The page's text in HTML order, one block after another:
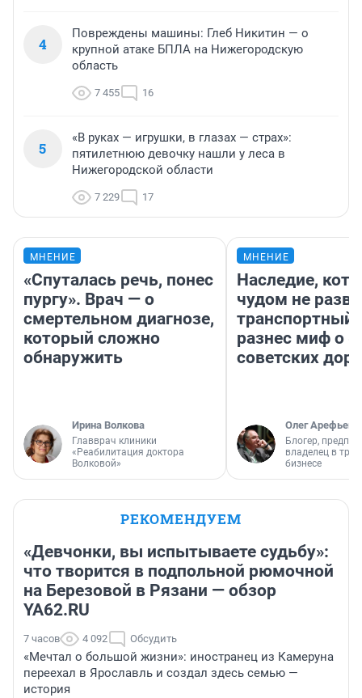
4
Повреждены машины: Глеб Никитин — о
крупной атаке БПЛА на Нижегородскую
область
7 455 16
5
«В руках — игрушки, в глазах — страх»:
пятилетнюю девочку нашли у леса в
Нижегородской области
7 229 17
МНЕНИЕ
«Спуталась речь, понес
пургу». Врач — о
смертельном диагнозе,
который сложно
обнаружить
Ирина Волкова
Главврач клиники
«Реабилитация доктора
Волковой»
МНЕНИЕ
Наследие,
чудом не
транспортный
разнес миф о
советских
Олег Арефьев
Блогер,
владелец в
бизнесе
РЕКОМЕНДУЕМ
«Девчонки, вы испытываете судьбу»:
что творится в подпольной рюмочной
на Березовой в Рязани — обзор
YA62.RU
7 часов 4 092 Обсудить
«Мечтал о большой жизни»: иностранец из Камеруна
переехал в Ярославль и создал здесь семью —
история